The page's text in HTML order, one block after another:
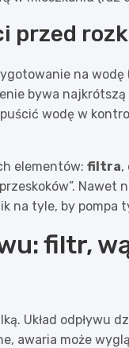
przed
na
bywa
wodę w
elementów: filtra,
Nawet
na tyle, by pompa
filtr,
Układ odpływu
awaria może